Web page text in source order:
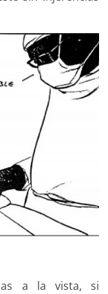
a la vista, si